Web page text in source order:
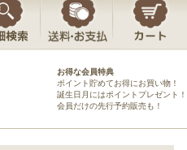
お得な会員特典
ポイント貯めてお得にお買い物！
誕生日月にはポイントプレゼント！
会員だけの先行予約販売も！